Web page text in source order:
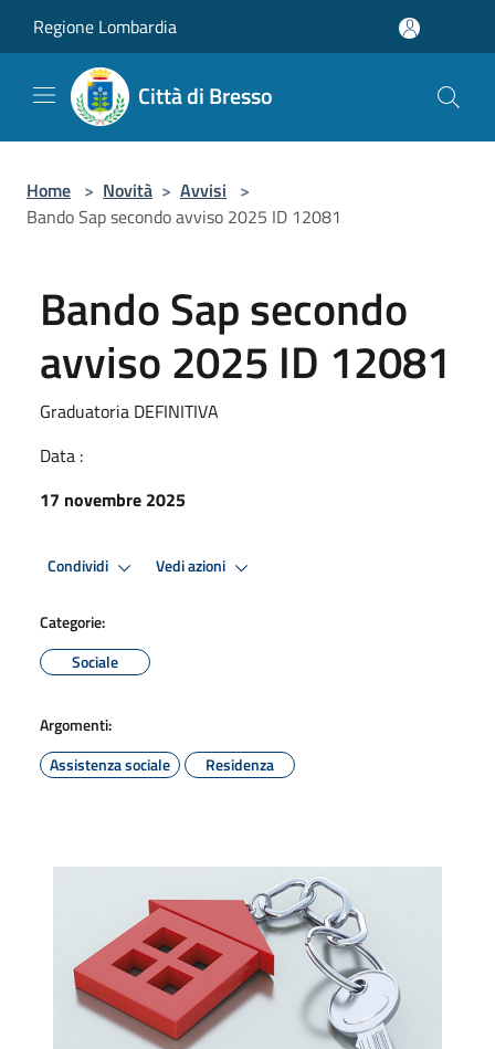
Regione Lombardia
Città di Bresso
Home > Novità > Avvisi >
Bando Sap secondo avviso 2025 ID 12081
Bando Sap secondo
avviso 2025 ID 12081
Graduatoria DEFINITIVA
Data :
17 novembre 2025
Condividi Vedi azioni
Categorie:
Sociale
Argomenti:
Assistenza sociale
Residenza